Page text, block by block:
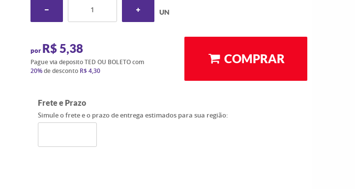
UN
por R$ 5,38
Pague via deposito TED OU BOLETO com
20%de desconto R$ 4,30
COMPRAR
Frete e Prazo
Simule o frete e o prazo de entrega estimados para sua região: